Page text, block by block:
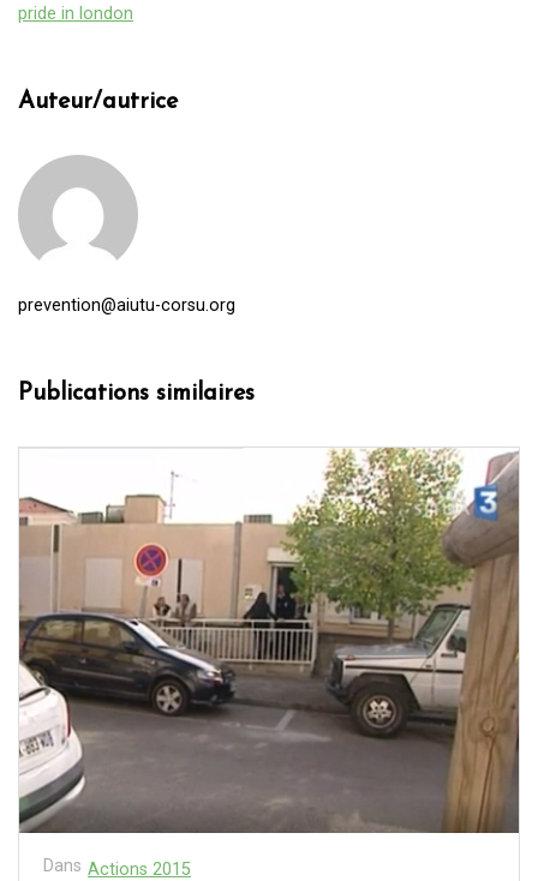
pride in london
Auteur/autrice
prevention@aiutu-corsu.org
Publications similaires
Dans Actions 2015